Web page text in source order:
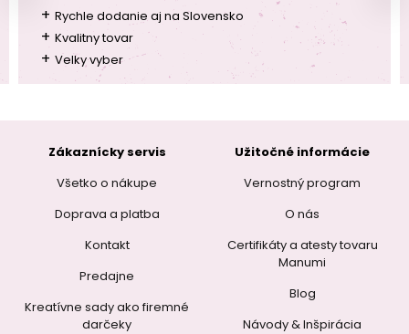
+ Rychle dodanie aj na Slovensko
+ Kvalitny tovar
+ Velky vyber
Zákaznícky servis
Všetko o nákupe
Doprava a platba
Kontakt
Predajne
Kreatívne sady ako firemné
darčeky
Užitočné informácie
Vernostný program
O nás
Certifikáty a atesty tovaru
Manumi
Blog
Návody & Inšpirácia